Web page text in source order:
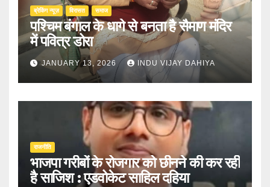
ब्रेकिंग न्यूज़ ‍‍विरासत समाज
पश्चिम बंगाल के धागे से बनता है सैमाण मंदिर
में पवित्र डोरा
JANUARY 13, 2026 INDU VIJAY DAHIYA
राजनीति
भाजपा गरीबों के रोजगार को छीनने की कर रही
है साजिश : एडवोकेट साहिल दहिया